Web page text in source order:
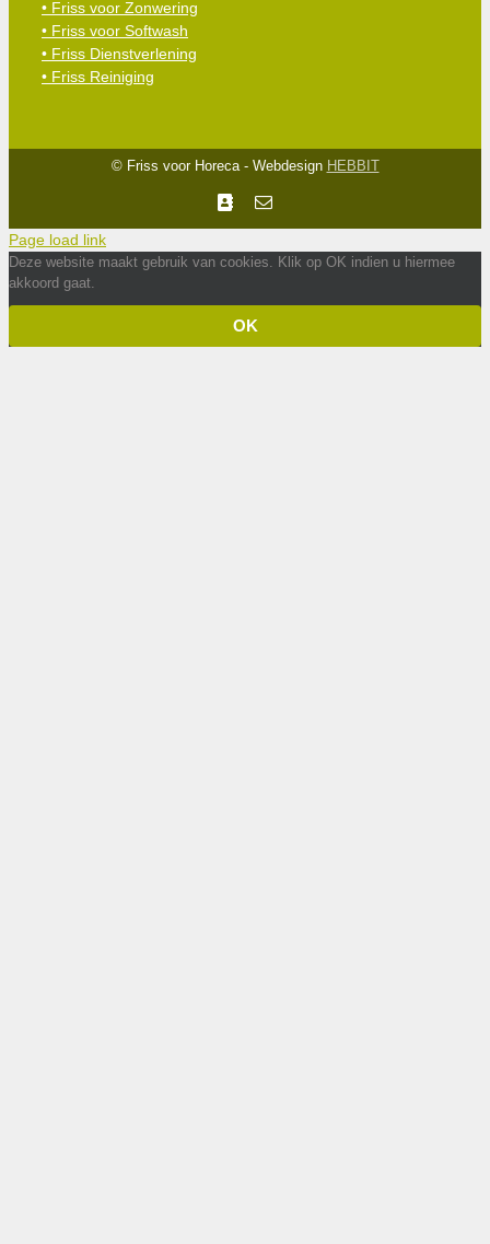
• Friss voor Zonwering
• Friss voor Softwash
• Friss Dienstverlening
• Friss Reiniging
© Friss voor Horeca - Webdesign HEBBIT
Facebook
E-
Page load link
Deze website maakt gebruik van cookies. Klik op OK indien u hiermee
akkoord gaat.
OK